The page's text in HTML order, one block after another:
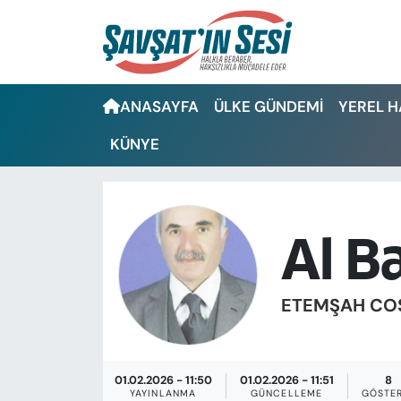
ANASAYFA ÜLKE GÜNDEMİ YEREL
KÜNYE
Al
ETEMŞAH
01.02.2026 - 11:50
YAYINLANMA
01.02.2026 - 11:51
GÜNCELLEME
8
Artvin Nöbetçi Eczaneler
Artvin Hava Durumu
Artvin Trafik Yoğunluk Haritası
Puan Durumu ve Fikstür
Tüm Manşetler
Son Dakika Haberleri
Haber Arşivi